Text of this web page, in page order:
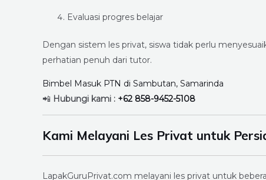
Evaluasi progres belajar
Dengan sistem les privat, siswa tidak perlu
perhatian penuh dari tutor.
Bimbel Masuk PTN di Sambutan, Samarinda
📲 Hubungi kami : +62 858-9452-5108
Kami Melayani Les Privat untuk
LapakGuruPrivat.com melayani les privat untuk